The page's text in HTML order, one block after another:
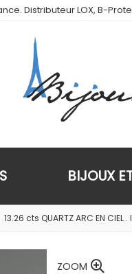
Distributeur LOX, B-
BIJOUX
13.26 cts QUARTZ ARC EN CIEL .
ZOOM